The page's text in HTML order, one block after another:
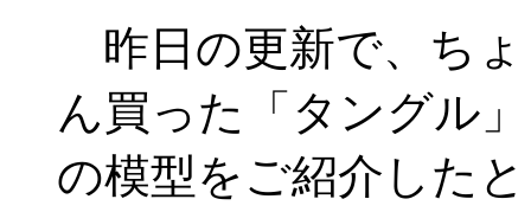
昨日の更新で、ち
ん買った「タングル
の模型をご紹介した